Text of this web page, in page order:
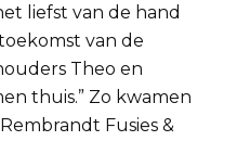
liefst van de hand
van de
Theo en
thuis.” Zo kwamen
Fusies &